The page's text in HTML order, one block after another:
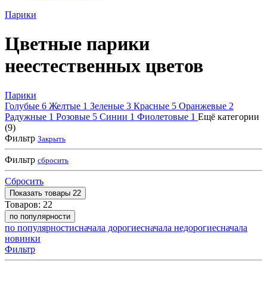
Парики
Цветные парики
неестественных цветов
Парики
Голубые 6 Желтые 1 Зеленые 3 Красные 5 Оранжевые 2
Радужные 1 Розовые 5 Синии 1 Фиолетовые 1 Ещё категории
(9)
Фильтр Закрыть
Фильтр сбросить
Сбросить
Показать товары 22
Товаров: 22
по популярности
по популярностисначала дорогиесначала недорогиесначала
новинки
Фильтр